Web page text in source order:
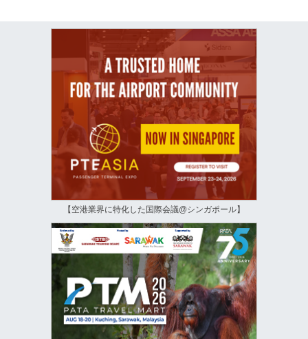
【空港業界に特化した国際会議@シンガポール】